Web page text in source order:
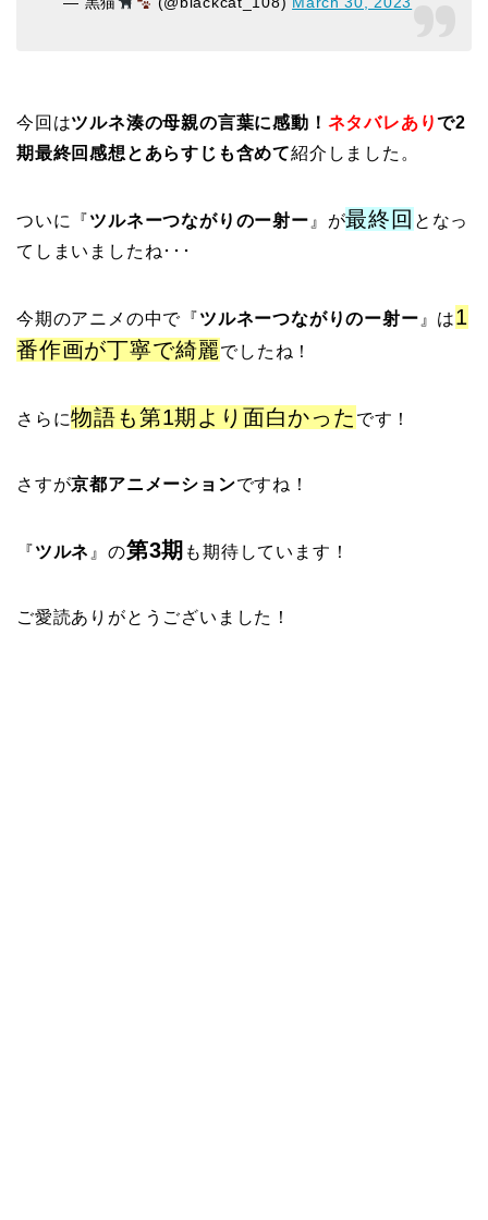
今回はツルネ湊の母親の言葉に感動！ ネタバレありで2
期最終回感想とあらすじも含めて紹介しました。
ついに 『 ツルネーつながりのー射ー』 が最終回 となっ
てしまいましたね･･･
今期のアニメの中で 『 ツルネーつながりのー射ー』は1
番作画が丁寧で綺麗でしたね！
さらに物語も第1期より面白かった です！
さすが京都アニメーションですね！
『 ツルネ 』の第3期 も期待しています！
ご愛読ありがとうございました！